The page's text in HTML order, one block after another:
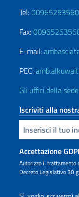
Tel:
Fax:
E-mail:
PEC:
Gli uffici della sede
Iscriviti alla
Inserisci la tua email
Accettazione
Autorizzo il trattamento
Decreto Legislativo 30